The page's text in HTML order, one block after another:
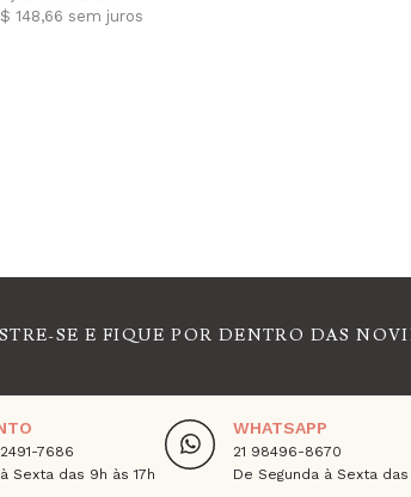
148,66 sem juros
SE E FIQUE POR DENTRO DAS
7686
Sexta das 9h às 17h
WHATSAPP
21 98496-8670
De Segunda à Sexta das